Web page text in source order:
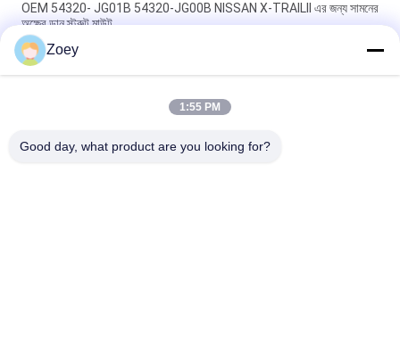
OEM 54320- JG01B 54320-JG00B NISSAN X-TRAILII এর জন্য সামনের
অক্ষের ডান স্ট্রুট মাউন্ট
OEM 54610-37100 54610-26000 HYUNDAI SANTA FE বেস মডেলের
জন্য সামনের অক্ষের স্ট্রুট মাউন্ট
48609-02220 48609-20500 সামনের অক্ষ ডান স্ট্রট মাউন্ট টয়োটা করোল্লা
Zoey
1:55 PM
Good day, what product are you looking for?